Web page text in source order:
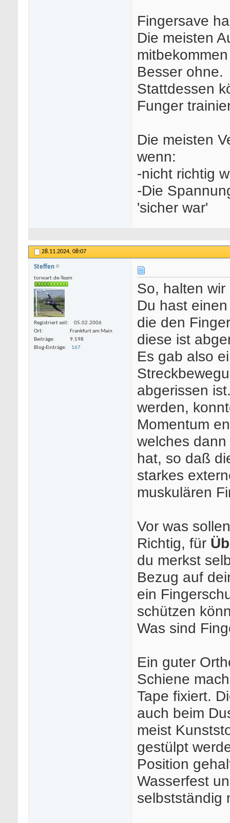
Fingersave
Die meisten
Besser ohne.
Stattdessen
Funger
Die meisten
wenn:
-nicht richtig
-Die
'sicher war'
28.11.2024, 08:07
Steffen
torwart.de-Team
Registriert seit
05.02.2006
Ort
Frankfurt am Main
Beiträge
9.598
Blog-Einträge
167
So, halten wir
Du hast
die den
diese ist
Es gab also
abgerissen
werden,
Momentum
welches
hat, so daß
starkes
muskulären
Vor was
Richtig, für
du merkst
Bezug auf
ein
schützen
Was sind
Ein guter
Schiene
Tape fixiert.
auch beim
meist
gestülpt
Position
Wasserfest
selbstständig